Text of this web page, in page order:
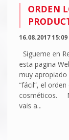
ORDEN
16.08.2017 15:09
Sigueme en
esta pagina
muy
“fácil”, el
cosméticos.
vais a...